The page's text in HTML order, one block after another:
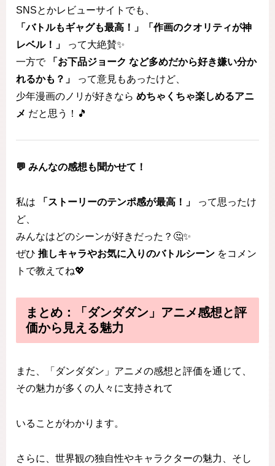
SNSとかレビューサイトでも、
「バトルもギャグも最高！」「作画のクオリティが神
レベル！」
って大絶賛✨
一方で
「お下品ジョーク など多めだから好き嫌い分か
れるかも？」
って意見もあったけど、
少年漫画のノリが好きなら めちゃくちゃ楽しめるアニ
メ だと思う！🎵
💬 みんなの感想も聞かせて！
私は 「ストーリーのテンポ感が最高！」
って思ったけ
ど、
みんなはどのシーンが好きだった？🤔✨
ぜひ 推しキャラやお気に入りのバトルシーン をコメン
トで教えてね💖
まとめ：「ダンダダン」アニメ感想と評
価から見える魅力
また、「ダンダダン」アニメの感想と評価を通じて、
その魅力が多くの人々に支持されて
いることがわかります。
さらに、世界観の独自性やキャラクターの魅力、そし